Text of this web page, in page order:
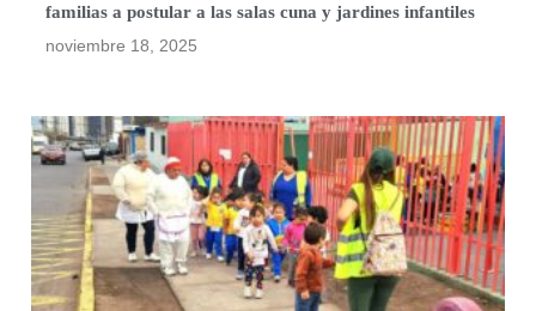
familias a postular a las salas cuna y jardines infantiles
noviembre 18, 2025